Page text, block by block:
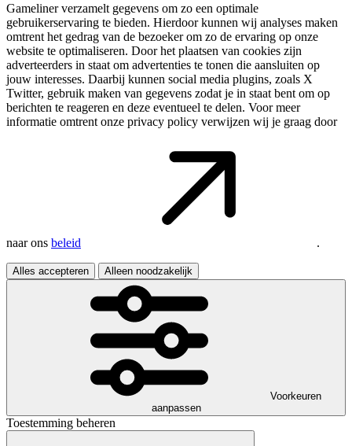
Gameliner verzamelt gegevens om zo een optimale
gebruikerservaring te bieden. Hierdoor kunnen wij analyses maken
omtrent het gedrag van de bezoeker om zo de ervaring op onze
website te optimaliseren. Door het plaatsen van cookies zijn
adverteerders in staat om advertenties te tonen die aansluiten op
jouw interesses. Daarbij kunnen social media plugins, zoals X
Twitter, gebruik maken van gegevens zodat je in staat bent om op
berichten te reageren en deze eventueel te delen. Voor meer
informatie omtrent onze privacy policy verwijzen wij je graag door
naar ons beleid .
Alles accepteren Alleen noodzakelijk
Voorkeuren
aanpassen
Toestemming beheren